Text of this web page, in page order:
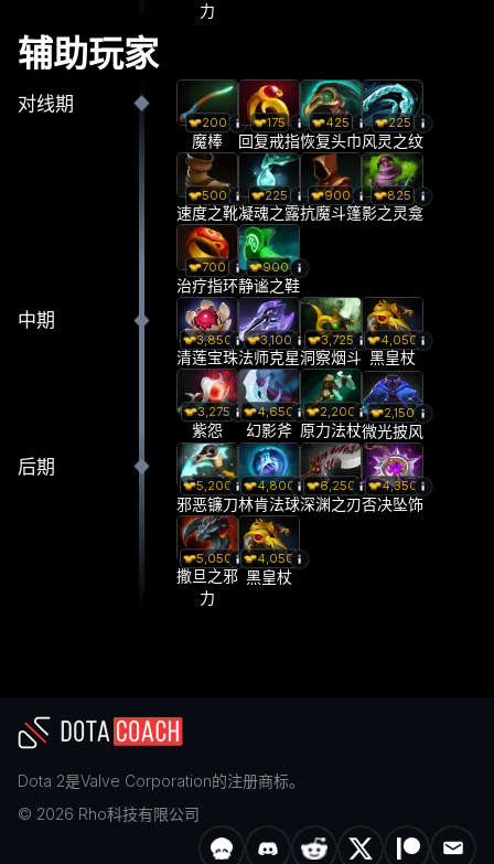
力
辅助玩家
对线期
200
魔棒
175
回复戒指
425
恢复头巾
225
风灵之纹
500
速度之靴
225
凝魂之露
900
抗魔斗篷
825
影之灵龛
700
治疗指环
900
静谧之鞋
中期
3,850
清莲宝珠
3,100
法师克星
3,725
洞察烟斗
4,050
黑皇杖
3,275
紫怨
4,650
幻影斧
2,200
原力法杖
2,150
微光披风
后期
5,200
邪恶镰刀
4,800
林肯法球
6,250
深渊之刃
4,350
否决坠饰
5,050
撒旦之邪
力
4,050
黑皇杖
Dota 2是Valve Corporation的注册商标。
© 2026 Rho科技有限公司